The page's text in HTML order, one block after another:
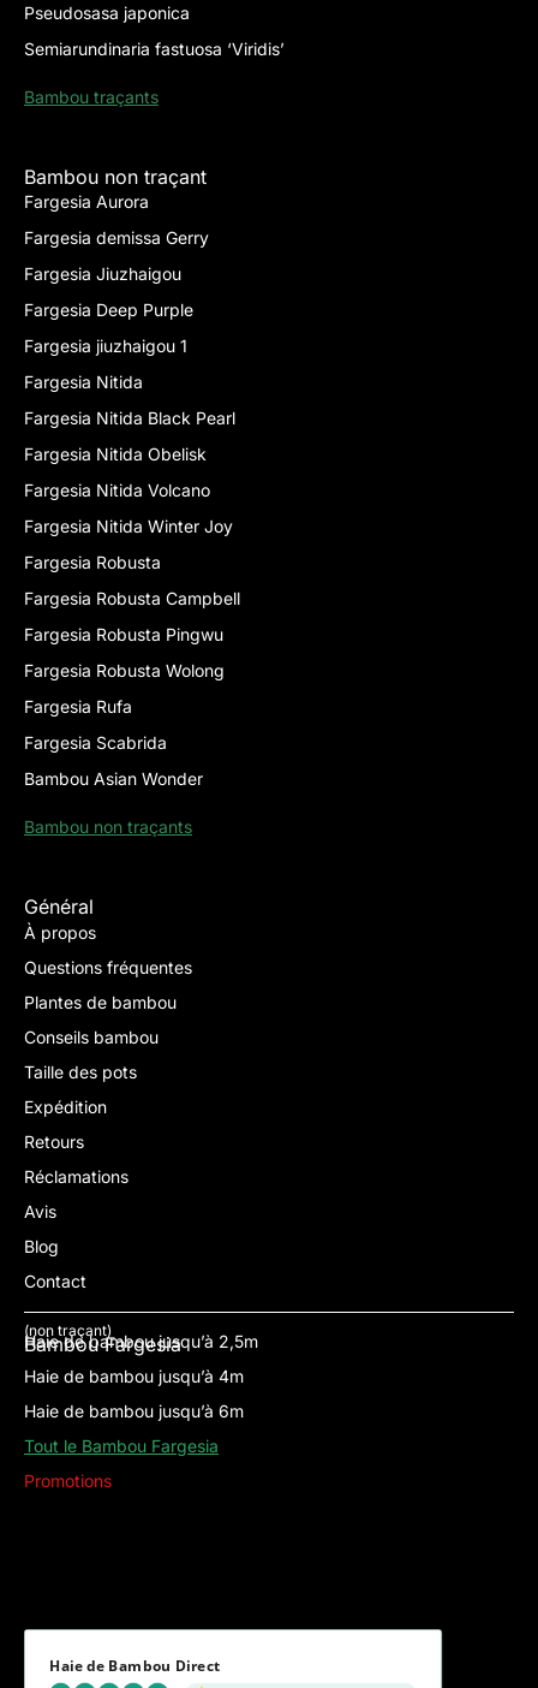
Pseudosasa japonica
Semiarundinaria fastuosa ‘Viridis’
Bambou traçants
Bambou non traçant
Fargesia Aurora
Fargesia demissa Gerry
Fargesia Jiuzhaigou
Fargesia Deep Purple
Fargesia jiuzhaigou 1
Fargesia Nitida
Fargesia Nitida Black Pearl
Fargesia Nitida Obelisk
Fargesia Nitida Volcano
Fargesia Nitida Winter Joy
Fargesia Robusta
Fargesia Robusta Campbell
Fargesia Robusta Pingwu
Fargesia Robusta Wolong
Fargesia Rufa
Fargesia Scabrida
Bambou Asian Wonder
Bambou non traçants
Général
À propos
Questions fréquentes
Plantes de bambou
Conseils bambou
Taille des pots
Expédition
Retours
Réclamations
Avis
Blog
Contact
Bambou Fargesia
(non traçant)
Haie de bambou jusqu’à 2,5m
Haie de bambou jusqu’à 4m
Haie de bambou jusqu’à 6m
Tout le Bambou Fargesia
Promotions
Haie de Bambou Direct